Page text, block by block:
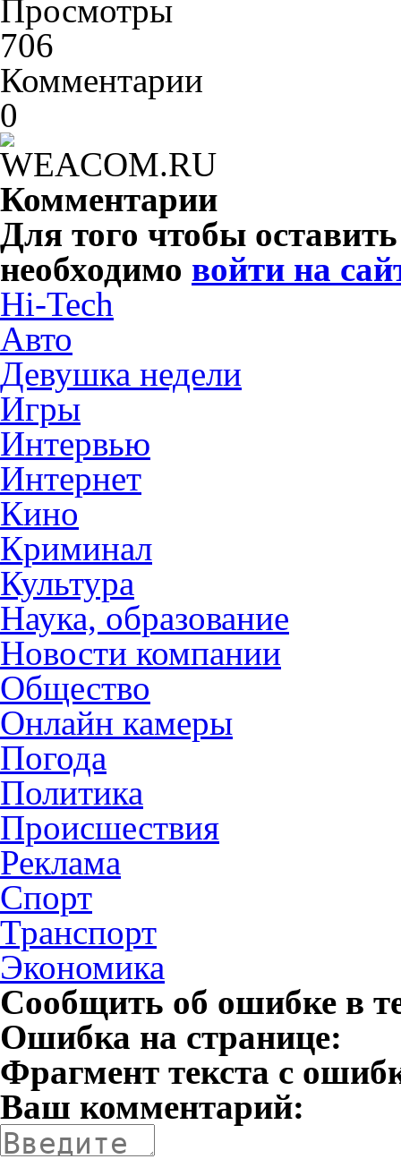
Просмотры
706
Комментарии
0
Комментарии
Для того чтобы
необходимо войти на
Hi-Tech
Авто
Девушка недели
Игры
Интервью
Интернет
Кино
Криминал
Культура
Наука, образование
Новости компании
Общество
Онлайн камеры
Погода
Политика
Происшествия
Реклама
Спорт
Транспорт
Экономика
Сообщить об ошибке в
Ошибка на странице:
Фрагмент текста с
Ваш комментарий: